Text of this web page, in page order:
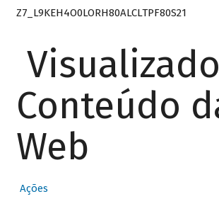
Z7_L9KEH4O0LORH80ALCLTPF80S21
Conteúdo
Web
Ações